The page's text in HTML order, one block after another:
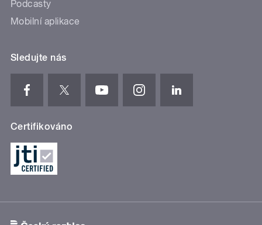
Podcasty
Mobilní aplikace
Sledujte nás
Certifikováno